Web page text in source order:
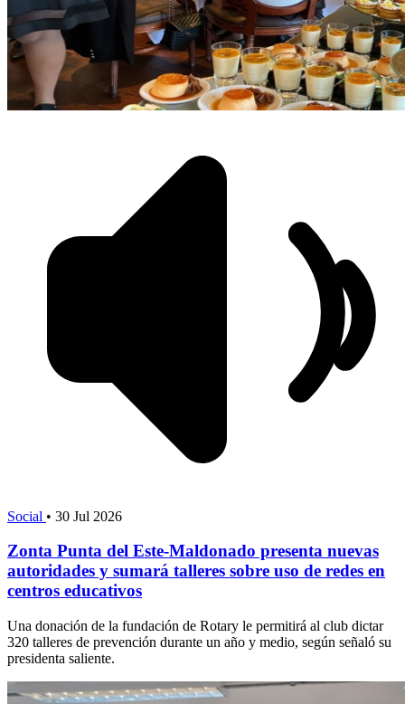
Social • 30 Jul 2026
Zonta Punta del Este-Maldonado presenta nuevas
autoridades y sumará talleres sobre uso de redes en
centros educativos
Una donación de la fundación de Rotary le permitirá al club dictar
320 talleres de prevención durante un año y medio, según señaló su
presidenta saliente.